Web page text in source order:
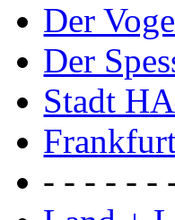
Der
Der
Stadt
- - - - - -